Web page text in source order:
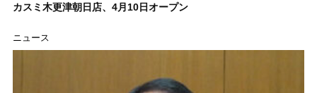
カスミ木更津朝日店、4月10日オープン
ニュース